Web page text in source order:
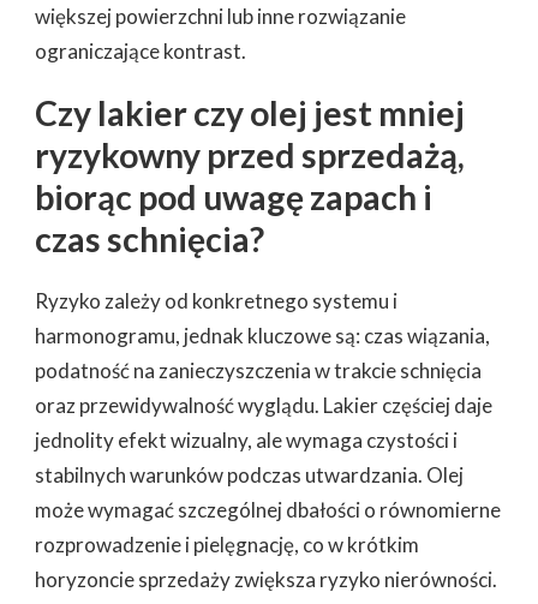
większej powierzchni lub inne rozwiązanie
ograniczające kontrast.
Czy lakier czy olej jest mniej
ryzykowny przed sprzedażą,
biorąc pod uwagę zapach i
czas schnięcia?
Ryzyko zależy od konkretnego systemu i
harmonogramu, jednak kluczowe są: czas wiązania,
podatność na zanieczyszczenia w trakcie schnięcia
oraz przewidywalność wyglądu. Lakier częściej daje
jednolity efekt wizualny, ale wymaga czystości i
stabilnych warunków podczas utwardzania. Olej
może wymagać szczególnej dbałości o równomierne
rozprowadzenie i pielęgnację, co w krótkim
horyzoncie sprzedaży zwiększa ryzyko nierówności.